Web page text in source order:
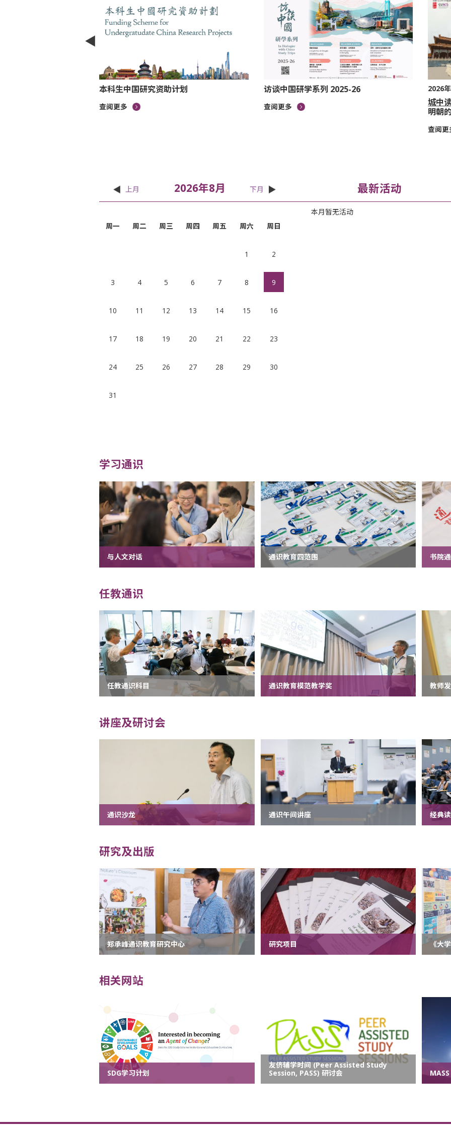
本科生中国研究资助计划
查阅更多
访谈中国研学系列 2025-26
查阅更多
2026
城中
明朝
查阅更
上月 下月
2026年8月
周一 周二 周三 周四 周五 周六 周日
1 2
3 4 5 6 7 8 9
10 11 12 13 14 15 16
17 18 19 20 21 22 23
24 25 26 27 28 29 30
31
本月暂无活动
最新活动
学习通识
与人文对话 通识教育四范围 书院
任教通识
任教通识科目 通识教育模范教学奖 教师
讲座及研讨会
通识沙龙 通识午间讲座 经典
研究及出版
郑承峰通识教育研究中心 研究项目 《大
相关网站
SDG学习计划
友侪辅学时间 (Peer Assisted Study
Session, PASS) 研讨会
MASS